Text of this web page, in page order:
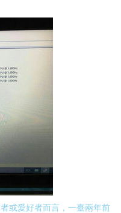
或愛好者而言，一臺兩年前